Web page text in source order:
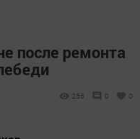
после ремонта
255 0 0